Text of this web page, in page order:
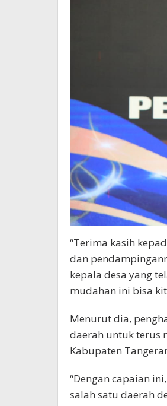
“Terima kasih
dan
kepala desa yang
mudahan ini bisa
Menurut dia,
daerah untuk terus
Kabupaten
“Dengan capaian
salah satu daerah